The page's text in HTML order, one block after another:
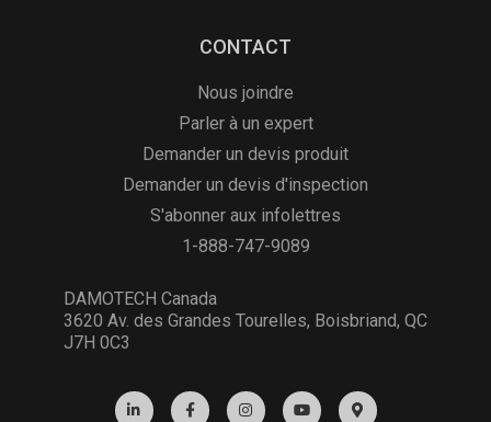
CONTACT
Nous joindre
Parler à un expert
Demander un devis produit
Demander un devis d'inspection
S'abonner aux infolettres
1-888-747-9089
DAMOTECH Canada
3620 Av. des Grandes Tourelles, Boisbriand, QC
J7H 0C3